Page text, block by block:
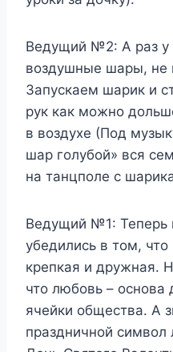
Ведущий №2: А раз у
воздушные шары, не
Запускаем шарик и
рук как можно
в воздухе (Под
шар голубой» вся
на танцполе с
Ведущий №1: Теперь
убедились в том,
крепкая и дружная.
что любовь –
ячейки общества. А
праздничной символ